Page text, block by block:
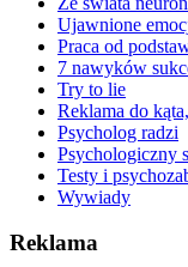
Ujawnione
Praca od
7 nawyków
Try to lie
Reklama do
Psycholog radzi
Psychologiczny
Testy i
Wywiady
Reklama